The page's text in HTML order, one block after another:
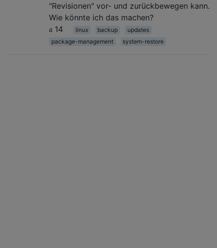
"Revisionen" vor- und zurückbewegen kann.
Wie könnte ich das machen?
14
linux backup
updates
package-management
system-restore